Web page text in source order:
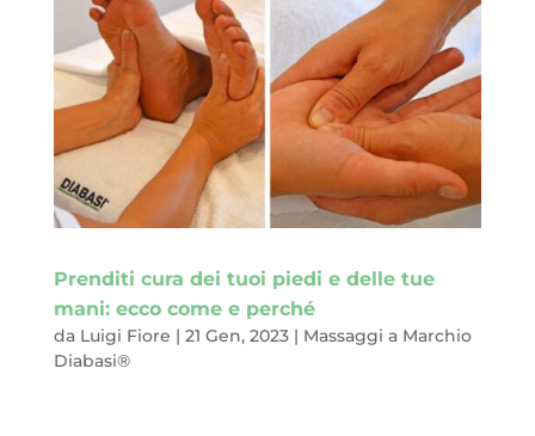
Prenditi cura dei tuoi piedi e delle tue
mani: ecco come e perché
da Luigi Fiore | 21 Gen, 2023| Massaggi a Marchio
Diabasi®